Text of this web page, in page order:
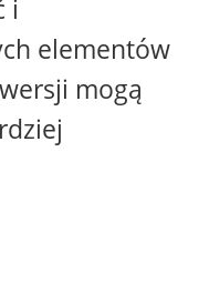
i
elementów
mogą